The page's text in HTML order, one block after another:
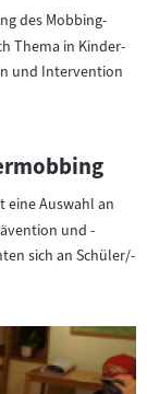
des Mobbing-
Thema in Kinder-
und Intervention
Auswahl an
und -
sich an Schüler/-